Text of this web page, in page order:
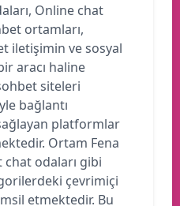
Online chat
ortamları,
iletişimin ve sosyal
aracı haline
siteleri
bağlantı
platformlar
Ortam Fena
odaları gibi
çevrimiçi
etmektedir. Bu